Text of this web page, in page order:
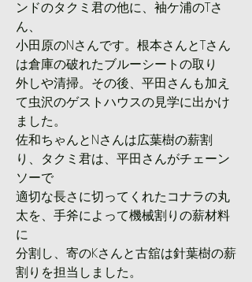
ンドのタクミ君の他に、袖ケ浦のTさ
ん、
小田原のNさんです。根本さんとTさん
は倉庫の破れたブルーシートの取り
外しや清掃。その後、平田さんも加え
て虫沢のゲストハウスの見学に出かけ
ました。
佐和ちゃんとNさんは広葉樹の薪割
り、タクミ君は、平田さんがチェーン
ソーで
適切な長さに切ってくれたコナラの丸
太を、手斧によって機械割りの薪材料
に
分割し、寄のKさんと古舘は針葉樹の薪
割りを担当しました。